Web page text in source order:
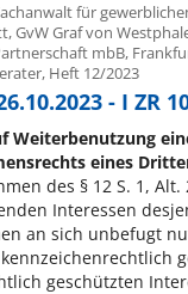
für
GvW Graf von
mbB,
Heft 12/2023
- I ZR
Weiterbenutzung
eines
des § 12 S. 1, Alt.
Interessen
an sich unbefugt
geschützten